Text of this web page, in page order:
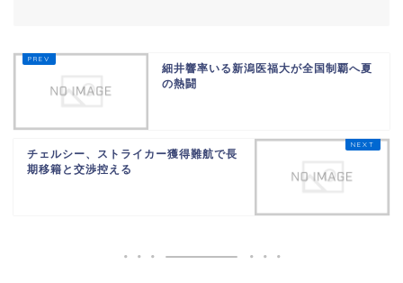
細井響率いる新潟医福大が全国制覇へ夏
の熱闘
チェルシー、ストライカー獲得難航で長
期移籍と交渉控える